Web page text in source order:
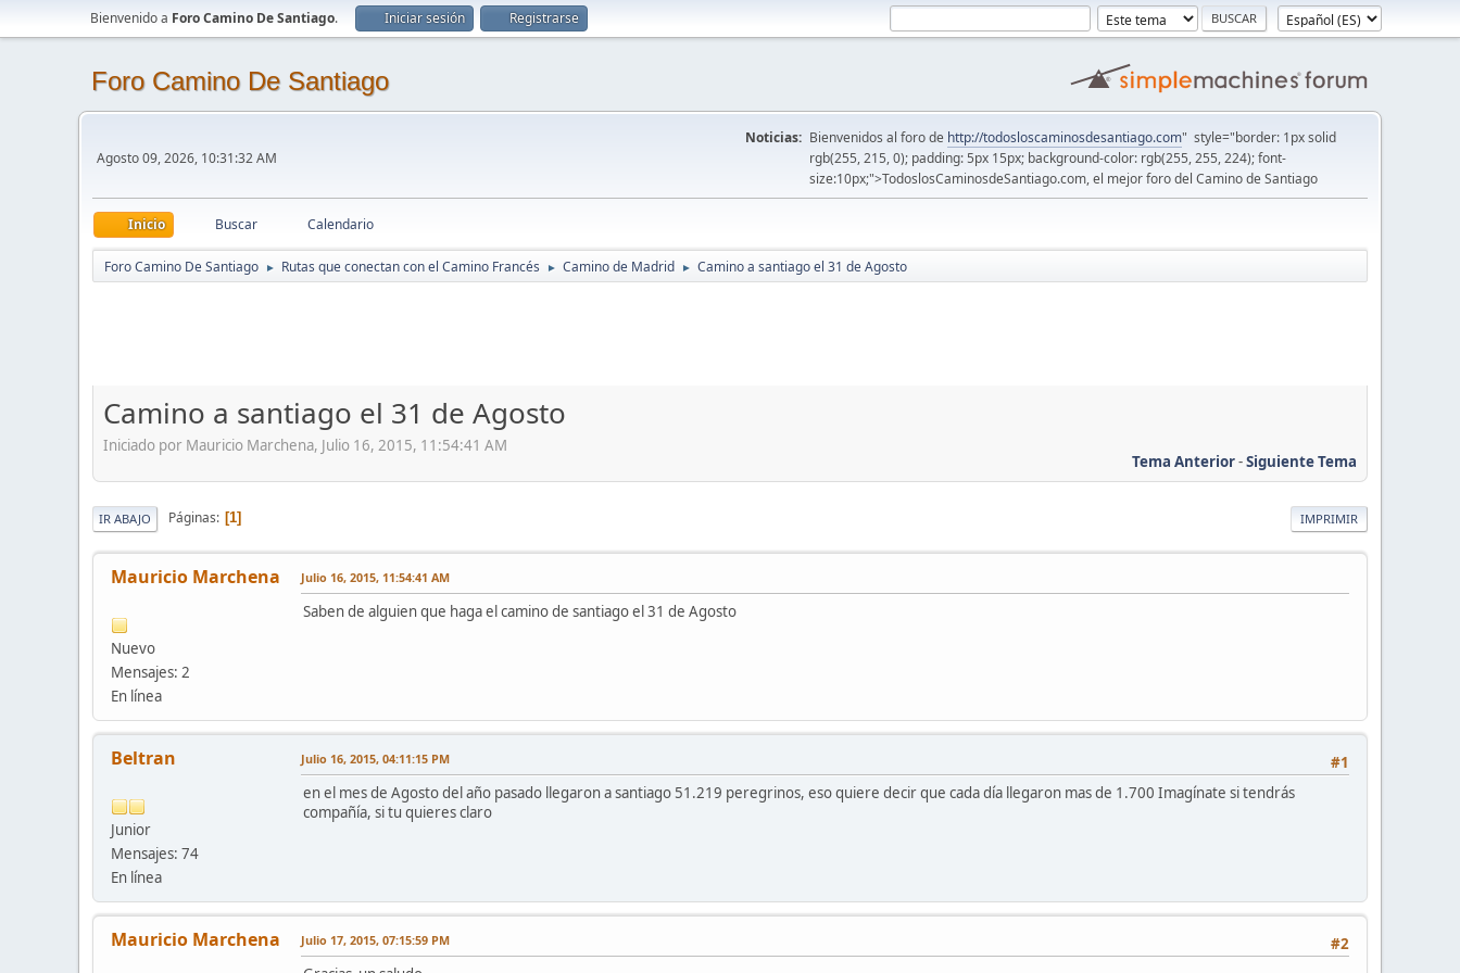
Bienvenido a Foro Camino De Santiago. Iniciar sesión Registrarse
Foro Camino De Santiago
Agosto 09, 2026, 10:31:32 AM
Noticias: Bienvenidos al foro de http://todosloscaminosdesantiago.com" style="border: 1px solid
rgb(255, 215, 0); padding: 5px 15px; background-color: rgb(255, 255, 224); font-
size:10px;">TodoslosCaminosdeSantiago.com, el mejor foro del Camino de Santiago
Inicio Buscar Calendario
Foro Camino De Santiago ► Rutas que conectan con el Camino Francés ► Camino de Madrid ► Camino a santiago el 31 de Agosto
Camino a santiago el 31 de Agosto
Iniciado por Mauricio Marchena, Julio 16, 2015, 11:54:41 AM
Tema Anterior-Siguiente Tema
IMPRIMIR
IR ABAJO Páginas 1
Mauricio Marchena
Nuevo
Mensajes: 2
En línea
Julio 16, 2015, 11:54:41 AM
Saben de alguien que haga el camino de santiago el 31 de Agosto
Beltran
Junior
Mensajes: 74
En línea
#1
Julio 16, 2015, 04:11:15 PM
en el mes de Agosto del año pasado llegaron a santiago 51.219 peregrinos, eso quiere decir que cada día llegaron mas de 1.700 Imagínate si tendrás
compañía, si tu quieres claro
Mauricio Marchena #2
Julio 17, 2015, 07:15:59 PM